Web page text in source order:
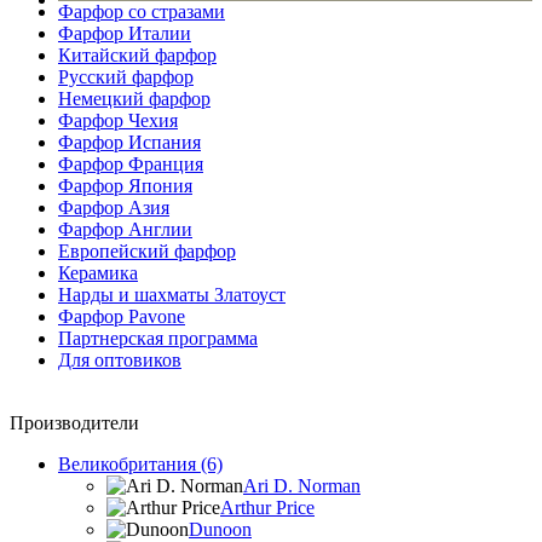
Фарфор со стразами
Фарфор Италии
Китайский фарфор
Русский фарфор
Немецкий фарфор
Фарфор Чехия
Фарфор Испания
Фарфор Франция
Фарфор Япония
Фарфор Азия
Фарфор Англии
Европейский фарфор
Керамика
Нарды и шахматы Златоуст
Фарфор Pavone
Партнерская программа
Для оптовиков
Производители
Великобритания (6)
Ari D. Norman
Arthur Price
Dunoon